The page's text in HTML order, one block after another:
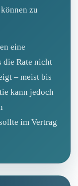
zu
eine
die Rate nicht
– meist bis
kann jedoch
im Vertrag